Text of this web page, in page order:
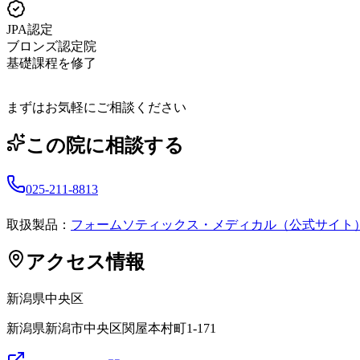
JPA認定
ブロンズ認定院
基礎課程を修了
まずはお気軽にご相談ください
この院に相談する
025-211-8813
取扱製品： フォームソティックス・メディカル（公式サイト
アクセス情報
新潟県中央区
新潟県新潟市中央区関屋本村町1-171